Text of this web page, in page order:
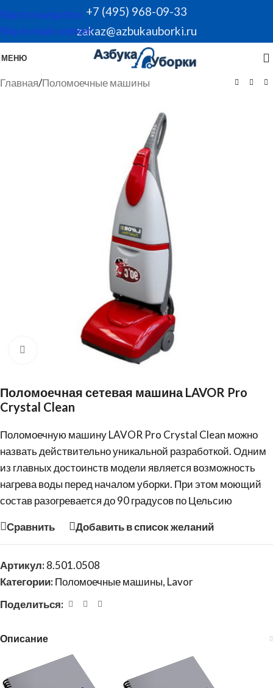
Skip to navigation
Skip to main content
+7 (495) 968-09-33
zakaz@azbukauborki.ru
МЕНЮ
Главная/Поломоечные машины
Нажмите, чтобы увеличить
Поломоечная сетевая машина LAVOR Pro
Crystal Clean
Поломоечную машинуLAVOR Pro Crystal Clean можно
назвать действительно уникальной разработкой. Одним
из главных достоинств модели является возможность
нагрева воды перед началом уборки. При этом моющий
состав разогревается до 90 градусов по Цельсию
Сравнить Добавить в список желаний
Артикул:8.501.0508
Категории:Поломоечные машины, Lavor
Поделиться:
Описание